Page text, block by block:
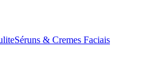
Séruns & Cremes Faciais